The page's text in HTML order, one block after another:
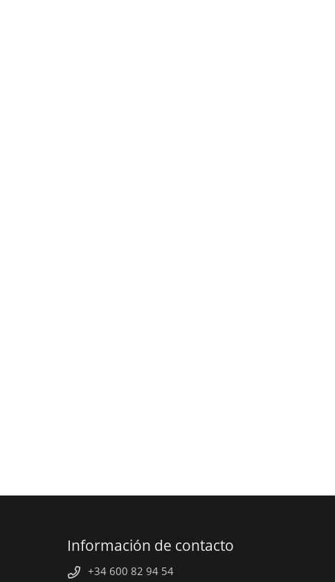
Información de contacto
+34 600 82 94 54